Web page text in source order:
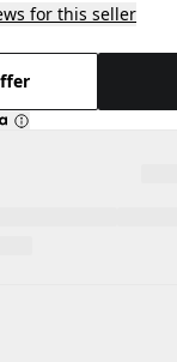
for this seller